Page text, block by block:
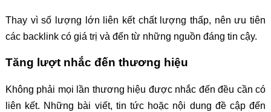
Thay vì số lượng lớn liên kết chất lượng thấp, nên ưu tiên
các backlink có giá trị và đến từ những nguồn đáng tin cậy.
Tăng lượt nhắc đến thương hiệu
Không phải mọi lần thương hiệu được nhắc đến đều cần có
liên kết. Những bài viết, tin tức hoặc nội dung đề cập đến